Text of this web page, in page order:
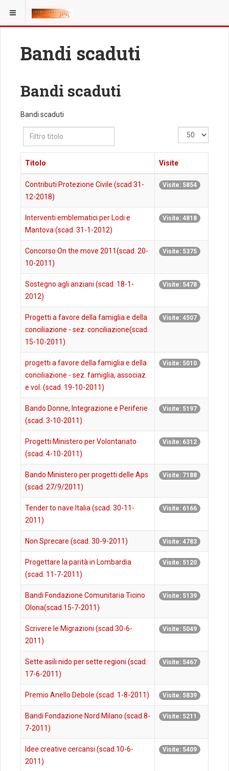
Bandi scaduti
Bandi scaduti
Bandi scaduti
Filtro
titolo
Visualizza
n.
Titolo Visite
Contributi Protezione Civile (scad 31-
12-2018)
Visite: 5854
Interventi emblematici per Lodi e
Mantova (scad. 31-1-2012)
Visite: 4818
Concorso On the move 2011(scad. 20-
10-2011)
Visite: 5375
Sostegno agli anziani (scad. 18-1-
2012)
Visite: 5478
Progetti a favore della famiglia e della
conciliazione - sez. conciliazione(scad.
15-10-2011)
Visite: 4507
progetti a favore della famiglia e della
conciliazione - sez. famiglia, associaz.
e vol. (scad. 19-10-2011)
Visite: 5010
Bando Donne, Integrazione e Periferie
(scad. 3-10-2011)
Visite: 5197
Progetti Ministero per Volontariato
(scad. 4-10-2011)
Visite: 6312
Bando Ministero per progetti delle Aps
(scad. 27/9/2011)
Visite: 7188
Tender to nave Italia (scad. 30-11-
2011)
Visite: 6166
Non Sprecare (scad. 30-9-2011) Visite: 4783
Progettare la parità in Lombardia
(scad. 11-7-2011)
Visite: 5120
Bandi Fondazione Comunitaria Ticino
Olona(scad.15-7-2011)
Visite: 5139
Scrivere le Migrazioni (scad.30-6-
2011)
Visite: 5049
Sette asili nido per sette regioni (scad.
17-6-2011)
Visite: 5467
Premio Anello Debole (scad. 1-8-2011) Visite: 5839
Bandi Fondazione Nord Milano (scad.8-
7-2011)
Visite: 5211
Idee creative cercansi (scad.10-6-
2011)
Visite: 5409